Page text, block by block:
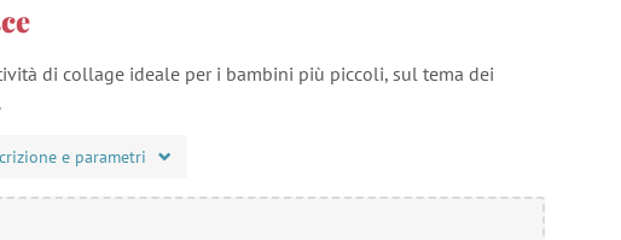
di collage ideale per i bambini più piccoli, sul tema dei
e parametri